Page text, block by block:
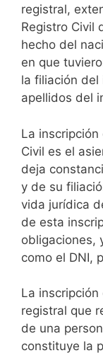
registral,
Registro Civil
hecho del
en que
la filiación del
apellidos del
La
Civil es el
deja
y de su
vida jurídica
de esta
obligaciones,
como el DNI,
La
registral que
de una
constituye la